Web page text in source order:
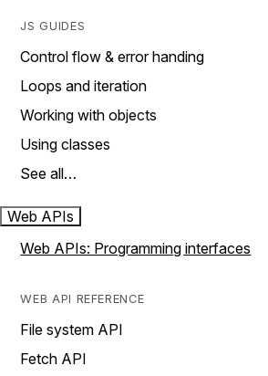
JS GUIDES
Control flow & error handing
Loops and iteration
Working with objects
Using classes
See all…
Web APIs
Web APIs: Programming interfaces
WEB API REFERENCE
File system API
Fetch API